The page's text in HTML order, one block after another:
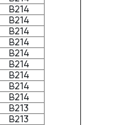
B214
B214
B214
B214
B214
B214
B214
B214
B214
B213
B213